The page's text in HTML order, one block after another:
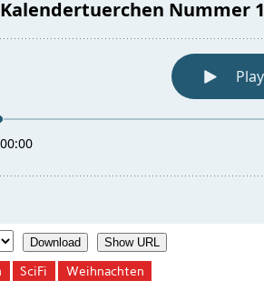
Download Show URL
SciFi Weihnachten